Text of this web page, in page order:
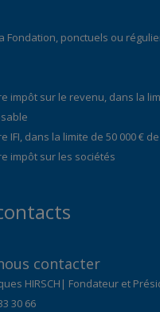
Fondation, ponctuels ou
impôt sur le revenu, dans la
IFI, dans la limite de 50 000 €
impôt sur les sociétés
contacter
HIRSCH| Fondateur et
30 66